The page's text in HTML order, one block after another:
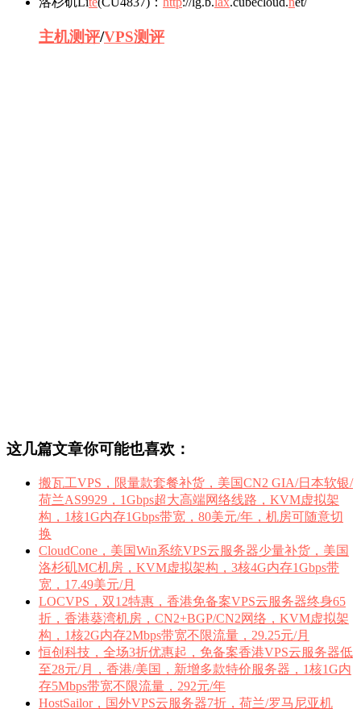
主机测评/VPS测评
这几篇文章你可能也喜欢：
搬瓦工VPS，限量款套餐补货，美国CN2 GIA/日本软银/
荷兰AS9929，1Gbps超大高端网络线路，KVM虚拟架
构，1核1G内存1Gbps带宽，80美元/年，机房可随意切
换
CloudCone，美国Win系统VPS云服务器少量补货，美国
洛杉矶MC机房，KVM虚拟架构，3核4G内存1Gbps带
宽，17.49美元/月
LOCVPS，双12特惠，香港免备案VPS云服务器终身65
折，香港葵湾机房，CN2+BGP/CN2网络，KVM虚拟架
构，1核2G内存2Mbps带宽不限流量，29.25元/月
恒创科技，全场3折优惠起，免备案香港VPS云服务器低
至28元/月，香港/美国，新增多款特价服务器，1核1G内
存5Mbps带宽不限流量，292元/年
HostSailor，国外VPS云服务器7折，荷兰/罗马尼亚机